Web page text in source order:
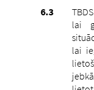
lai
lai